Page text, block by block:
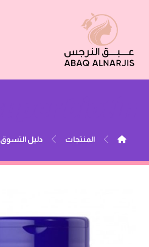
المنتجات دليل التسوق